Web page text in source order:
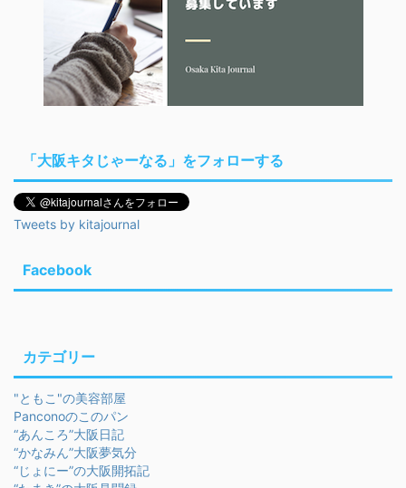
「大阪キタじゃーなる」をフォローする
Tweets by kitajournal
Facebook
カテゴリー
"ともこ"の美容部屋
Panconoのこのパン
“あんころ”大阪日記
“かなみん”大阪夢気分
“じょにー”の大阪開拓記